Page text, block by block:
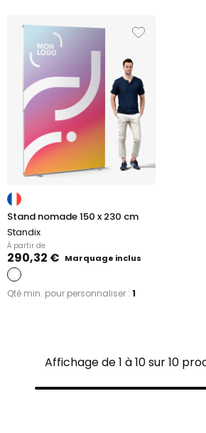
Stand nomade 150 x 230 cm
Standix
À partir de
290,32 € Marquage inclus
Qté min. pour personnaliser : 1
Affichage de 1 à 10 sur 10